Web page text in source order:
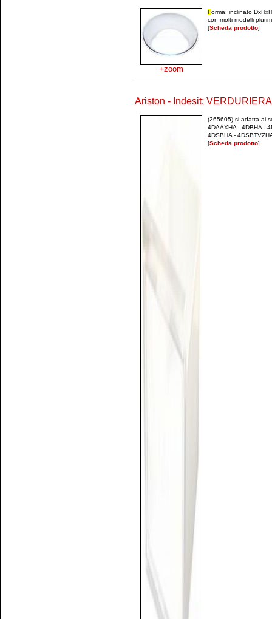
+zoom
Forma: inclinato
con molti modelli
[Scheda prodotto]
Ariston - Indesit:
(265605) si adatta ai
4DAAXHA - 4DBHA -
4DSBHA -
[Scheda prodotto]